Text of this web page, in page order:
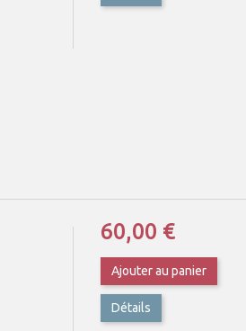
60,00 €
Ajouter au panier
Détails